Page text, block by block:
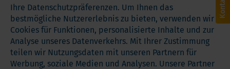
Ihre Datenschutzpräferenzen. Um Ihnen das
bestmögliche Nutzererlebnis zu bieten, verwenden wir
Cookies für Funktionen, personalisierte Inhalte und zur
Analyse unseres Datenverkehrs. Mit Ihrer Zustimmung
teilen wir Nutzungsdaten mit unseren Partnern für
Werbung, soziale Medien und Analysen. Unsere Partner
Kontakt